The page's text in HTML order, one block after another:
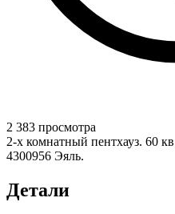
2 383 просмотра
2-х комнатный пентхауз. 60
4300956 Эяль.
Детали